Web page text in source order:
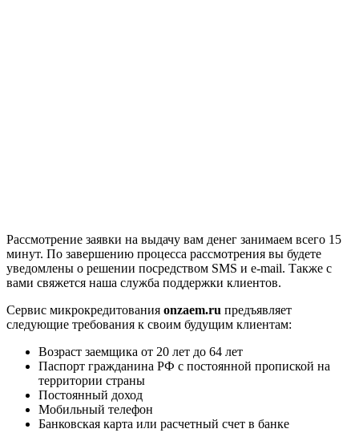
Рассмотрение заявки на выдачу вам денег занимаем всего 15
минут. По завершению процесса рассмотрения вы будете
уведомлены о решении посредством SMS и e-mail. Также с
вами свяжется наша служба поддержки клиентов.
Сервис микрокредитования onzaem.ru предъявляет
следующие требования к своим будущим клиентам:
Возраст заемщика от 20 лет до 64 лет
Паспорт гражданина РФ с постоянной пропиской на
территории страны
Постоянный доход
Мобильный телефон
Банковская карта или расчетный счет в банке